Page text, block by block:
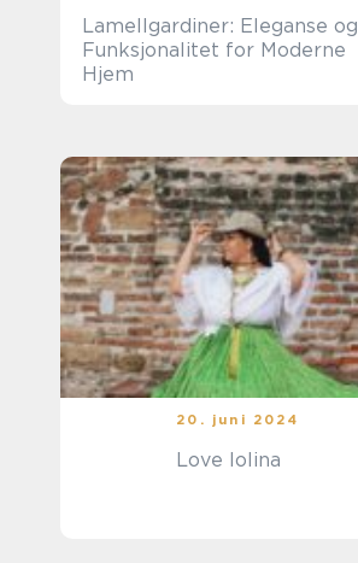
Lamellgardiner: Eleganse og
Funksjonalitet for Moderne
Hjem
20. juni 2024
Love lolina